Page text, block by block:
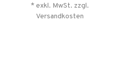
* exkl. MwSt. zzgl.
Versandkosten